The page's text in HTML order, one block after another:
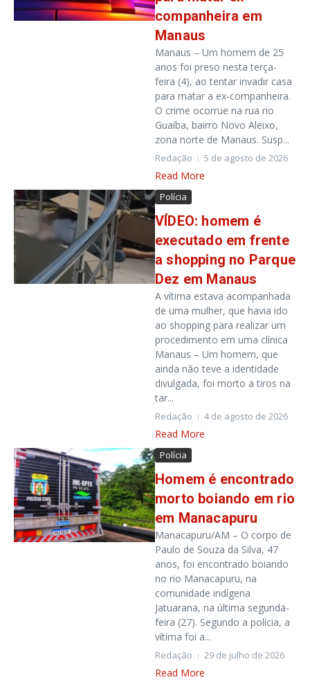
companheira em
Manaus
Manaus – Um homem de 25
anos foi preso nesta terça-
feira (4), ao tentar invadir casa
para matar a ex-companheira.
O crime ocorrue na rua rio
Guaíba, bairro Novo Aleixo,
zona norte de Manaus. Susp...
Redação 5 de agosto de 2026
Read More
Polícia
VÍDEO: homem é
executado em frente
a shopping no Parque
Dez em Manaus
A vítima estava acompanhada
de uma mulher, que havia ido
ao shopping para realizar um
procedimento em uma clínica
Manaus – Um homem, que
ainda não teve a identidade
divulgada, foi morto a tiros na
tar...
Redação 4 de agosto de 2026
Read More
Polícia
Homem é encontrado
morto boiando em rio
em Manacapuru
Manacapuru/AM – O corpo de
Paulo de Souza da Silva, 47
anos, foi encontrado boiando
no rio Manacapuru, na
comunidade indígena
Jatuarana, na última segunda-
feira (27). Segundo a polícia, a
vítima foi a...
Redação 29 de julho de 2026
Read More